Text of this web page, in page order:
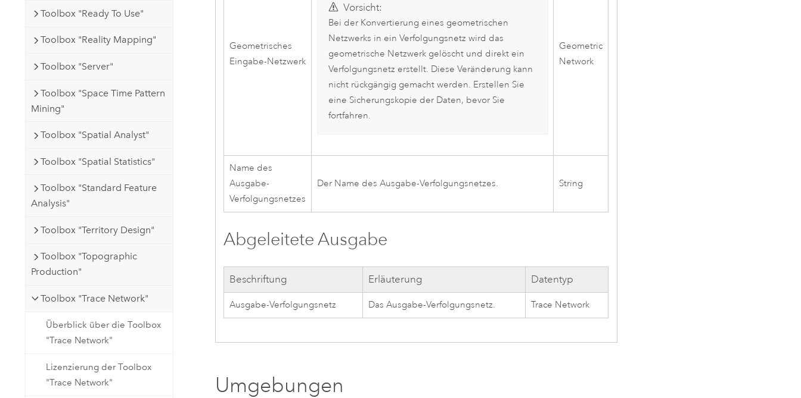
Toolbox "Ready To Use"
Toolbox "Reality Mapping"
Toolbox "Server"
Toolbox "Space Time Pattern
Mining"
Toolbox "Spatial Analyst"
Toolbox "Spatial Statistics"
Toolbox "Standard Feature
Analysis"
Toolbox "Territory Design"
Toolbox "Topographic
Production"
Toolbox "Trace Network"
Überblick über die Toolbox
"Trace Network"
Lizenzierung der Toolbox
"Trace Network"
Geometrisches
Eingabe-Netzwerk
Vorsicht:
Bei der Konvertierung eines geometrischen
Netzwerks in ein Verfolgungsnetz wird das
geometrische Netzwerk gelöscht und direkt ein
Verfolgungsnetz erstellt. Diese Veränderung kann
nicht rückgängig gemacht werden. Erstellen Sie
eine Sicherungskopie der Daten, bevor Sie
fortfahren.
Geometric
Network
Name des
Ausgabe-
Verfolgungsnetzes
Der Name des Ausgabe-Verfolgungsnetzes. String
Abgeleitete Ausgabe
Beschriftung Erläuterung Datentyp
Ausgabe-Verfolgungsnetz Das Ausgabe-Verfolgungsnetz. Trace Network
Umgebungen